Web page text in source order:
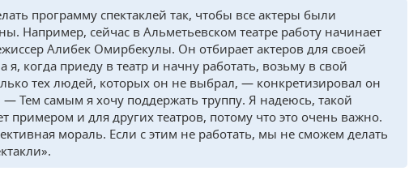
программу спектаклей так, чтобы все актеры были
Например, сейчас в Альметьевском театре работу начинает
Алибек Омирбекулы. Он отбирает актеров для своей
я, когда приеду в театр и начну работать, возьму в свой
тех людей, которых он не выбрал, — конкретизировал он
Тем самым я хочу поддержать труппу. Я надеюсь, такой
примером и для других театров, потому что это очень важно.
мораль. Если с этим не работать, мы не сможем делать